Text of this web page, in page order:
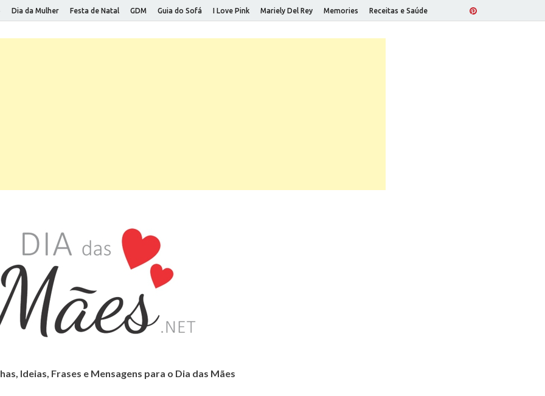
Dia da Mulher Festa de Natal GDM Guia do Sofá I Love Pink Mariely Del Rey Memories Receitas e Saúde
Ideias, Frases e Mensagens para o Dia das Mães